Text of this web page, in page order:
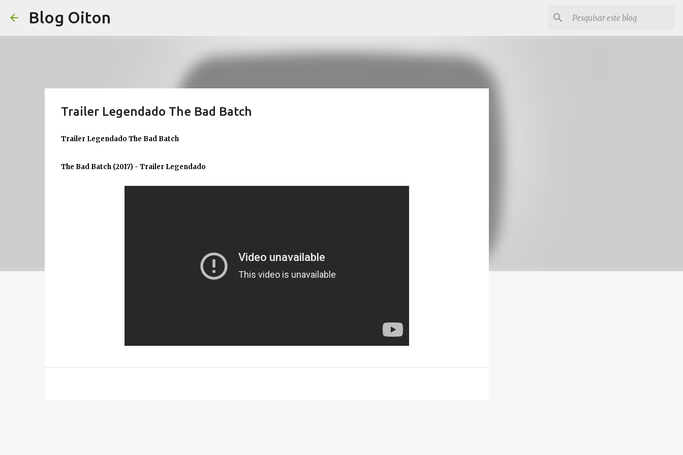
Blog Oiton
Trailer Legendado The Bad Batch
Trailer Legendado The Bad Batch
The Bad Batch (2017) - Trailer Legendado